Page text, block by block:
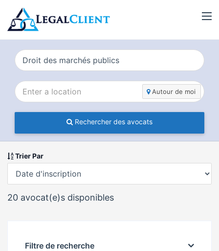
Autour de moi
Rechercher des avocats
Trier Par
20 avocat(e)s disponibles
Filtre de recherche